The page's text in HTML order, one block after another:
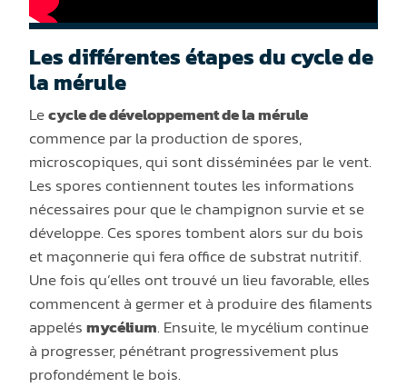
Les différentes étapes du cycle de
la mérule
Lecycle de développement de la mérule
commence par la production de spores,
microscopiques, qui sont disséminées par le vent.
Les spores contiennent toutes les informations
nécessaires pour que le champignon survie et se
développe. Ces spores tombent alors sur du bois
et maçonnerie qui fera office de substrat nutritif.
Une fois qu’elles ont trouvé un lieu favorable, elles
commencent à germer et à produire des filaments
appelésmycélium. Ensuite, le mycélium continue
à progresser, pénétrant progressivement plus
profondément le bois.